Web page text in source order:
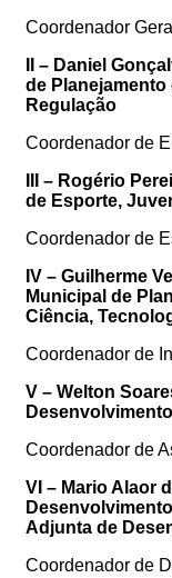
Coordenador Geral
II – Daniel
de Planejamento
Regulação
Coordenador de
III – Rogério
de Esporte,
Coordenador de
IV – Guilherme
Municipal de
Ciência,
Coordenador de
V – Welton
Coordenador de
VI – Mario Alaor
Adjunta de
Coordenador de